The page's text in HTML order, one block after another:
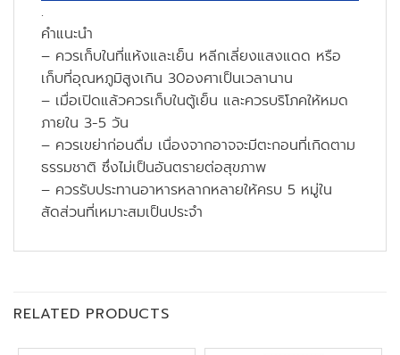
.
คำแนะนำ
– ควรเก็บในที่แห้งและเย็น หลีกเลี่ยงแสงแดด หรือ
เก็บที่อุณหภูมิสูงเกิน 30องศาเป็นเวลานาน
– เมื่อเปิดแล้วควรเก็บในตู้เย็น และควรบริโภคให้หมด
ภายใน 3-5 วัน
– ควรเขย่าก่อนดื่ม เนื่องจากอาจจะมีตะกอนที่เกิดตาม
ธรรมชาติ ซึ่งไม่เป็นอันตรายต่อสุขภาพ
– ควรรับประทานอาหารหลากหลายให้ครบ 5 หมู่ใน
สัดส่วนที่เหมาะสมเป็นประจำ
RELATED PRODUCTS